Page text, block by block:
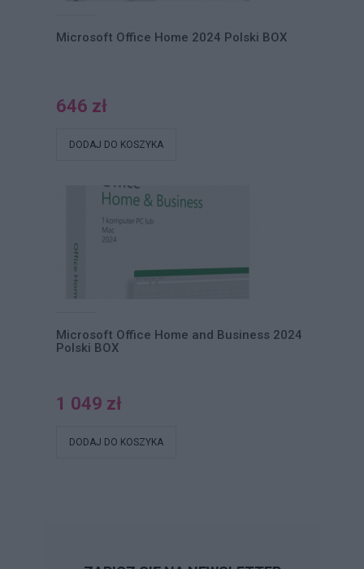
Microsoft Office Home 2024 Polski BOX
646 zł
DODAJ DO KOSZYKA
Microsoft Office Home and Business 2024
Polski BOX
1 049 zł
DODAJ DO KOSZYKA